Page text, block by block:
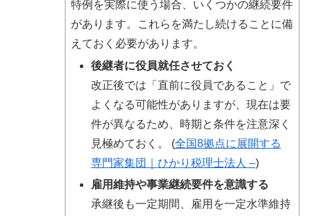
特例を実際に使う場合、いくつかの継続要件
があります。これらを満たし続けることに備
えておく必要があります。
後継者に役員就任させておく
改正後では「直前に役員であること」で
よくなる可能性がありますが、現在は要
件が異なるため、時期と条件を注意深く
見極めておく。 (全国8拠点に展開する
専門家集団｜ひかり税理士法人 –)
雇用維持や事業継続要件を意識する
承継後も一定期間、雇用を一定水準維持